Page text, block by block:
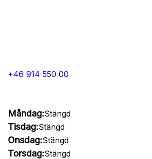
+46 914 550 00
Måndag:Stängd
Tisdag:Stängd
Onsdag:Stängd
Torsdag:Stängd